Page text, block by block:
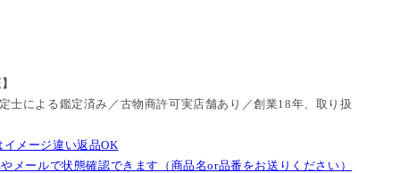
士による鑑定済み／古物商許可実店舗あり／創業18年、取り扱
メージ違い返品OK
メールで状態確認できます（商品名or品番をお送りください）